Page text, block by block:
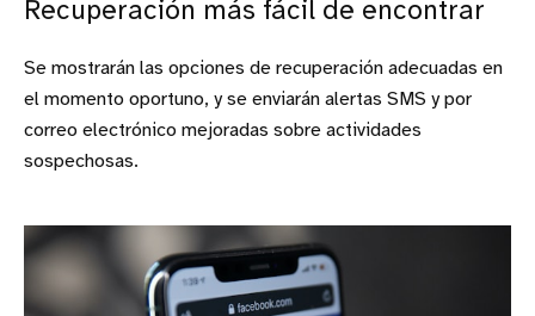
Recuperación más fácil de encontrar
Se mostrarán las opciones de recuperación adecuadas en
el momento oportuno, y se enviarán alertas SMS y por
correo electrónico mejoradas sobre actividades
sospechosas.